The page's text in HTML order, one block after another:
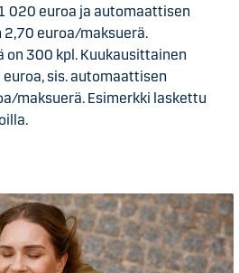
020 euroa ja automaattisen
euroa/maksuerä.
on 300 kpl. Kuukausittainen
sis. automaattisen
maksuerä. Esimerkki laskettu